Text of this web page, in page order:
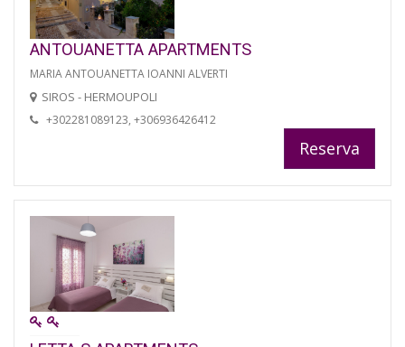
ANTOUANETTA APARTMENTS
MARIA ANTOUANETTA IOANNI ALVERTI
SIROS - HERMOUPOLI
+302281089123, +306936426412
Reserva